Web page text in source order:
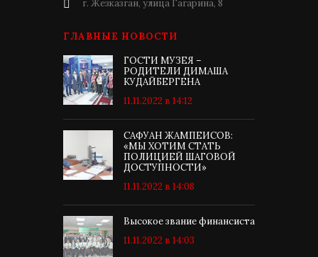
г. Жезказган, улица Гагарина, 8
ГЛАВНЫЕ НОВОСТИ
ГОСТИ МУЗЕЯ –
РОДИТЕЛИ ДИМАША
КУДАЙБЕРГЕНА
11.11.2022 в 14:12
САФУАН ЖАМПЕИСОВ:
«МЫ ХОТИМ СТАТЬ
ПОЛИЦИЕЙ ШАГОВОЙ
ДОСТУПНОСТИ»
11.11.2022 в 14:08
Высокое звание финансиста
11.11.2022 в 14:03